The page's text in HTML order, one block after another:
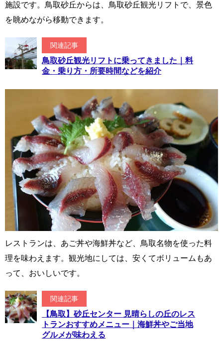
施設です。鳥取砂丘からは、鳥取砂丘観光リフトで、景色
を眺めながら移動できます。
関連記事
鳥取砂丘観光リフトに乗ってきました｜料
金・乗り方・所要時間などを紹介
レストランは、あご丼や海鮮丼など、鳥取名物を使った料
理を味わえます。観光地にしては、安くてボリュームもあ
って、おいしいです。
関連記事
【鳥取】砂丘センター 見晴らしの丘のレス
トランおすすめメニュー｜海鮮丼やご当地
グルメが味わえる